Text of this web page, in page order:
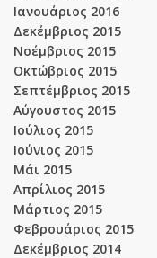
Ιανουάριος 2016
Δεκέμβριος 2015
Νοέμβριος 2015
Οκτώβριος 2015
Σεπτέμβριος 2015
Αύγουστος 2015
Ιούλιος 2015
Ιούνιος 2015
Μάι 2015
Απρίλιος 2015
Μάρτιος 2015
Φεβρουάριος 2015
Δεκέμβριος 2014